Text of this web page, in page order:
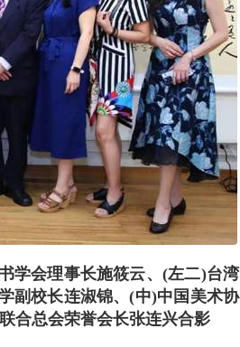
学会理事长施筱云、(左二)台湾
副校长连淑锦、(中)中国美术协
合总会荣誉会长张连兴合影